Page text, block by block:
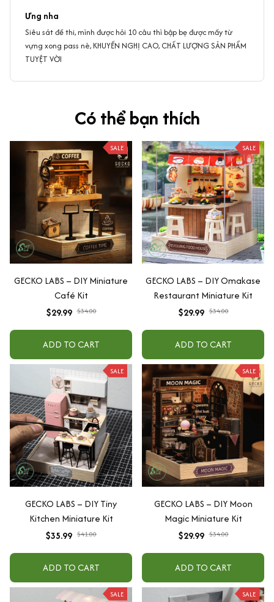
Ưng nha
Siêu sát đề thi, mình được hỏi 10 câu thì bập bẹ được mấy từ
vựng xong pass nè, KHUYẾN NGHỊ CAO, CHẤT LƯỢNG SẢN PHẨM
TUYỆT VỜI
Có thể bạn thích
SALE
GECKO LABS – DIY Miniature
Café Kit
$29.99 $34.00
ADD TO CART
SALE
GECKO LABS – DIY Omakase
Restaurant Miniature Kit
$29.99 $34.00
ADD TO CART
SALE
GECKO LABS – DIY Tiny
Kitchen Miniature Kit
$35.99 $41.00
ADD TO CART
SALE
GECKO LABS – DIY Moon
Magic Miniature Kit
$29.99 $34.00
ADD TO CART
SALE SALE